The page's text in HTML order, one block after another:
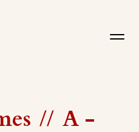
// A -